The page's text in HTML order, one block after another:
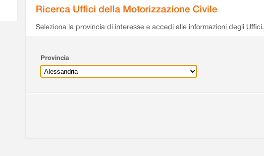
Ricerca Uffici della Motorizzazione Civile
Seleziona la provincia di interesse e accedi alle informazioni degli Uffici.
Provincia